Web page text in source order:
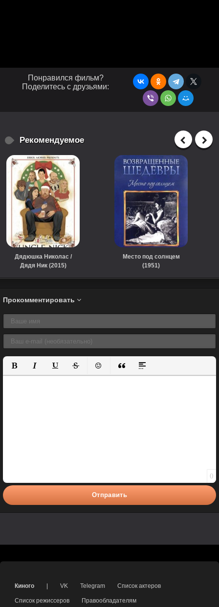
Понравился фильм?
Поделитесь с друзьями:
Рекомендуемое
Дядюшка Николас /
Дядя Ник (2015)
Место под солнцем
(1951)
Прокомментировать
Полужирный
КурсивПодчеркнутый
ЗачеркнутыйВставить смайлик
Вставка цитаты
Вставка спойлера
0
Отправить
Киного VK Telegram Список актеров
Список режиссеров Правообладателям